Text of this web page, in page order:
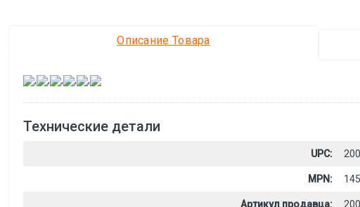
Описание Товара
, , , , ,
Технические детали
UPC:
MPN: 145
Артикул продавца: